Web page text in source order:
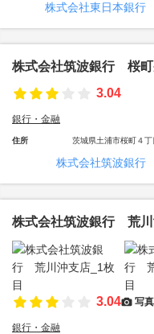
株式会社東日本銀行
株式会社筑波銀行 桜
3.04
銀行・金融
住所 茨城県土浦市桜町４丁
株式会社筑波銀行
株式会社筑波銀行 荒
3.04 写真
銀行・金融